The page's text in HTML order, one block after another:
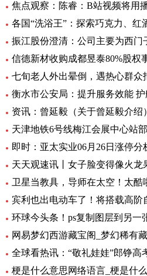
各国“洗浴王”：探索巧克力、红
七旬老人外出晕倒，遇热心群众
衡水市公安局：提升服务效能
资讯：曾延毅（关于曾延毅介绍）
天津地铁6号线梅江会展中心站
即时：亚太实业06月26日涨停分
卫星当教具，导师在太空！太酷
网易梦幻西游藏宝阁_梦幻稀有
梗是什么意思网络语言_梗是什